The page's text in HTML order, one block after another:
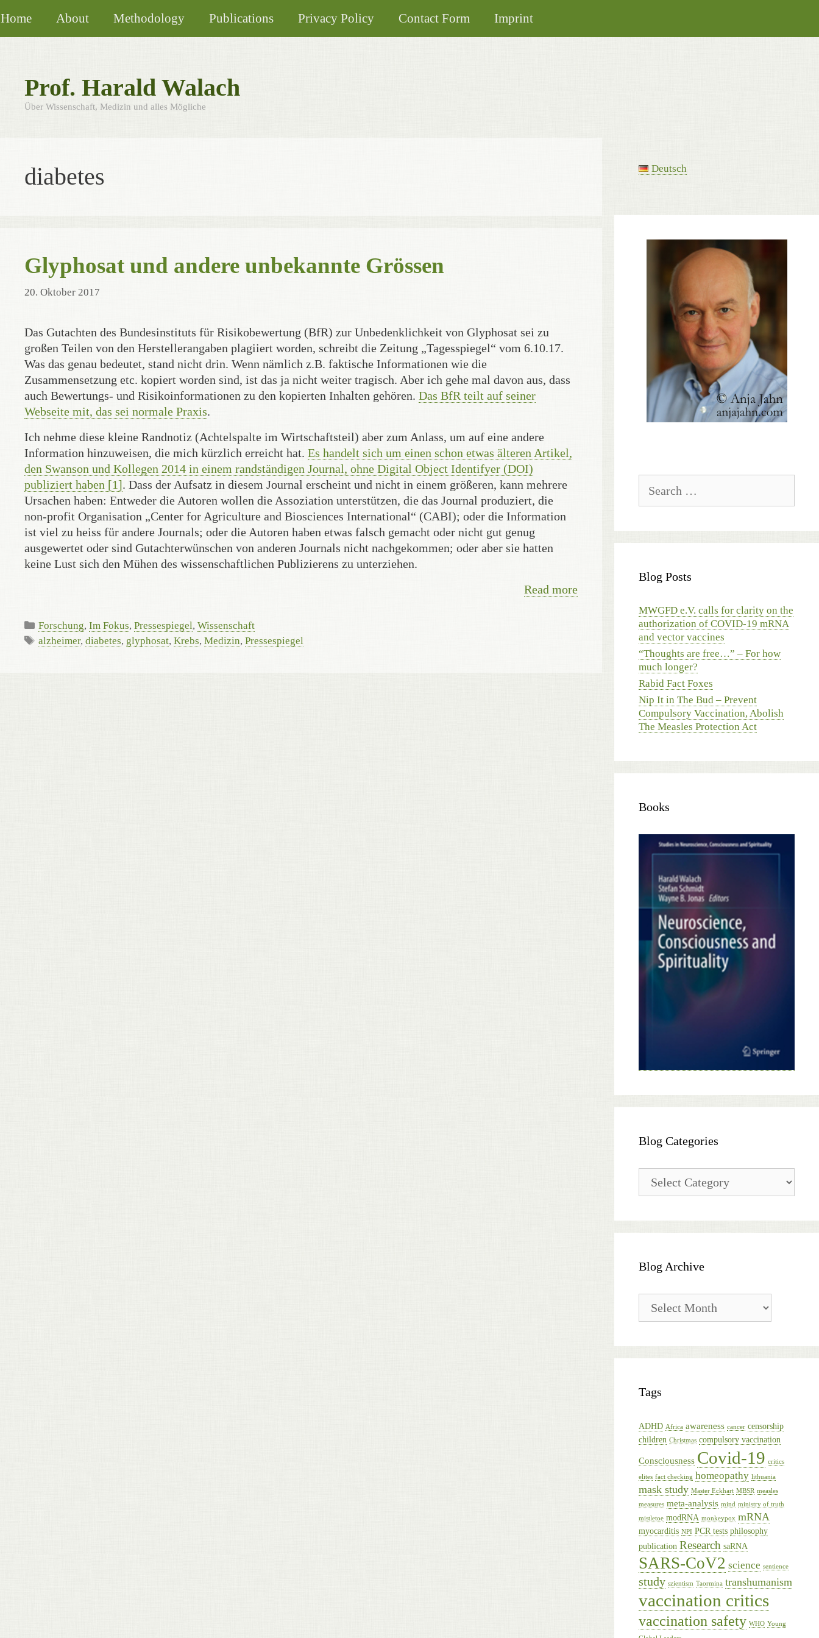
to
content
Home About Methodology Publications Privacy Policy Contact Form Imprint
Prof. Harald Walach
Über Wissenschaft, Medizin und alles Mögliche
diabetes
Glyphosat und andere unbekannte Grössen
20. Oktober 2017
Das Gutachten des Bundesinstituts für Risikobewertung (BfR) zur Unbedenklichkeit von Glyphosat sei zu
großen Teilen von den Herstellerangaben plagiiert worden, schreibt die Zeitung „Tagesspiegel“ vom 6.10.17.
Was das genau bedeutet, stand nicht drin. Wenn nämlich z.B. faktische Informationen wie die
Zusammensetzung etc. kopiert worden sind, ist das ja nicht weiter tragisch. Aber ich gehe mal davon aus, dass
auch Bewertungs- und Risikoinformationen zu den kopierten Inhalten gehören. Das BfR teilt auf seiner
Webseite mit, das sei normale Praxis.
Ich nehme diese kleine Randnotiz (Achtelspalte im Wirtschaftsteil) aber zum Anlass, um auf eine andere
Information hinzuweisen, die mich kürzlich erreicht hat. Es handelt sich um einen schon etwas älteren Artikel,
den Swanson und Kollegen 2014 in einem randständigen Journal, ohne Digital Object Identifyer (DOI)
publiziert haben [1]. Dass der Aufsatz in diesem Journal erscheint und nicht in einem größeren, kann mehrere
Ursachen haben: Entweder die Autoren wollen die Assoziation unterstützen, die das Journal produziert, die
non-profit Organisation „Center for Agriculture and Biosciences International“ (CABI); oder die Information
ist viel zu heiss für andere Journals; oder die Autoren haben etwas falsch gemacht oder nicht gut genug
ausgewertet oder sind Gutachterwünschen von anderen Journals nicht nachgekommen; oder aber sie hatten
keine Lust sich den Mühen des wissenschaftlichen Publizierens zu unterziehen.
Read more
Categories
Forschung,Im Fokus,Pressespiegel,Wissenschaft
Tags
alzheimer,diabetes, glyphosat,Krebs,Medizin,Pressespiegel
Deutsch
for:
Blog Posts
MWGFD e.V. calls for clarity on the
authorization of COVID-19 mRNA
and vector vaccines
“Thoughts are free…” – For how
much longer?
Rabid Fact Foxes
Nip It in The Bud – Prevent
Compulsory Vaccination, Abolish
The Measles Protection Act
Books
Blog Categories
Categories
Blog Archive
Archive
Tags
ADHD Africa awareness cancer censorship
children Christmas compulsory vaccination
Consciousness Covid-19 critics
elites fact checking homeopathy lithuania
mask study Master Eckhart MBSR measles
measures meta-analysis mind ministry of truth
mistletoe modRNA monkeypox mRNA
myocarditis NPI PCR tests philosophy
publication Research saRNA
SARS-CoV2 science sentience
study szientism Taormina transhumanism
vaccination critics
vaccination safety WHO Young